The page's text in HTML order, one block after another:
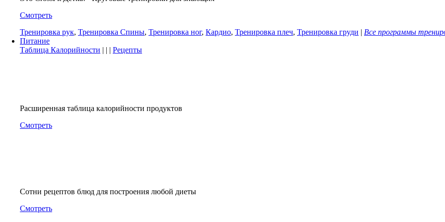
Смотреть
Тренировка рук, Тренировка Спины, Тренировка ног, Кардио, Тренировка плеч, Тренировка груди | Все программы
Питание
Таблица Калорийности | | | Рецепты
Расширенная таблица калорийности продуктов
Смотреть
Сотни рецептов блюд для построения любой диеты
Смотреть